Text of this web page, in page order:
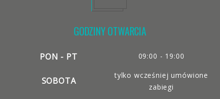
GODZINY OTWARCIA
PON - PT 09:00 - 19:00
SOBOTA
tylko wcześniej umówione
zabiegi